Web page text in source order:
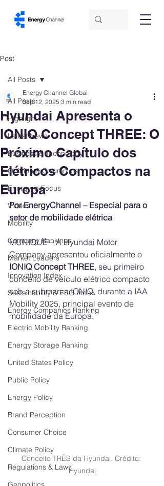
Post
All Posts
Highlight
Latest News
Business & Technology
Opinion & Columnists
Energy in Focus
Videos
Mobility
Company Rankings
Market Leaders
Innovation Index
Sustainability & ESG Index
Energy Companies Ranking
Electric Mobility Ranking
Energy Storage Ranking
United States Policy
Public Policy
Energy Policy
Brand Perception
Consumer Choice
Climate Policy
Regulations & Laws
All Posts
Hyundai Apresenta o
IONIQ Concept THREE: O
Próximo Capítulo dos
Elétricos Compactos na
Europa
Energy Channel Global
Sep 12, 2025 3 min read
Por EnergyChannel – Especial para o
setor de mobilidade elétrica
MUNIQUE – A Hyundai Motor
Company apresentou oficialmente o
IONIQ Concept THREE, seu primeiro
conceito de veículo elétrico compacto
sob a submarca IONIQ, durante a IAA
Mobility 2025, principal evento de
mobilidade da Europa.
Conceito TRÊS da Hyundai. Crédito:
Hyundai